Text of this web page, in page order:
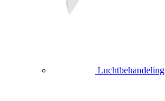
Luchtbehandeling